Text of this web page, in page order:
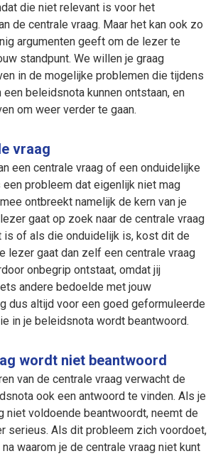
die niet relevant is voor het
de centrale vraag. Maar het kan ook zo
argumenten geeft om de lezer te
standpunt. We willen je graag
in de mogelijke problemen die tijdens
een beleidsnota kunnen ontstaan, en
om weer verder te gaan.
vraag
een centrale vraag of een onduidelijke
probleem dat eigenlijk niet mag
ontbreekt namelijk de kern van je
gaat op zoek naar de centrale vraag
is of als die onduidelijk is, kost dit de
lezer gaat dan zelf een centrale vraag
onbegrip ontstaat, omdat jij
andere bedoelde met jouw
dus altijd voor een goed geformuleerde
in je beleidsnota wordt beantwoord.
wordt niet beantwoord
van de centrale vraag verwacht de
ook een antwoord te vinden. Als je
niet voldoende beantwoordt, neemt de
serieus. Als dit probleem zich voordoet,
waarom je de centrale vraag niet kunt